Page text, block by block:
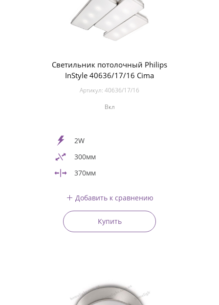
Светильник потолочный Philips
InStyle 40636/17/16 Cima
Артикул: 40636/17/16
Вкл
2W
300мм
370мм
Добавить к сравнению
Купить